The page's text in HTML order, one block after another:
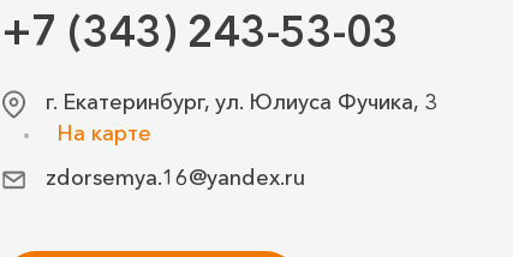
+7 (343) 243-53-03
г. Екатеринбург, ул. Юлиуса Фучика, 3
На карте
zdorsemya.16@yandex.ru